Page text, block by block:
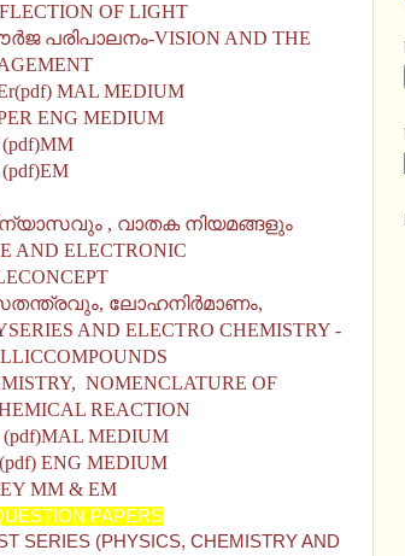
OF LIGHT
പരിപാലനം-VISION AND THE
MAL MEDIUM
ENG MEDIUM
, വാതക നിയമങ്ങളും
AND ELECTRONIC
, ലോഹനിർമാണം,
AND ELECTRO CHEMISTRY -
NOMENCLATURE OF
REACTION
MEDIUM
ENG MEDIUM
MM & EM
PAPERS
SERIES (PHYSICS, CHEMISTRY AND